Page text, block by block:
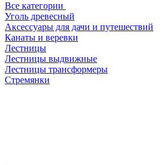
Все категории
Уголь древесный
Аксессуары для дачи и путешествий
Канаты и веревки
Лестницы
Лестницы выдвижные
Лестницы трансформеры
Стремянки